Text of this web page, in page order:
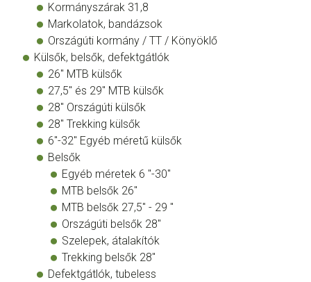
Kormányszárak 31,8
Markolatok, bandázsok
Országúti kormány / TT / Könyöklő
Külsők, belsők, defektgátlók
26" MTB külsők
27,5" és 29" MTB külsők
28" Országúti külsők
28" Trekking külsők
6"-32" Egyéb méretű külsők
Belsők
Egyéb méretek 6 "-30"
MTB belsők 26"
MTB belsők 27,5" - 29 "
Országúti belsők 28"
Szelepek, átalakítók
Trekking belsők 28"
Defektgátlók, tubeless